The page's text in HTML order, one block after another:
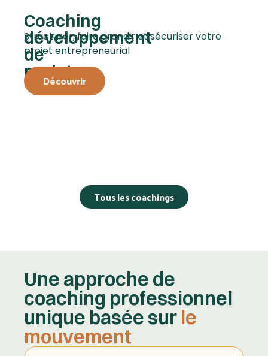
Coaching
développement
de
projet
Structurer, faire grandir et sécuriser votre
projet entrepreneurial
Découvrir
Tous les coachings
Une approche de
coaching professionnel
unique basée sur le
mouvement